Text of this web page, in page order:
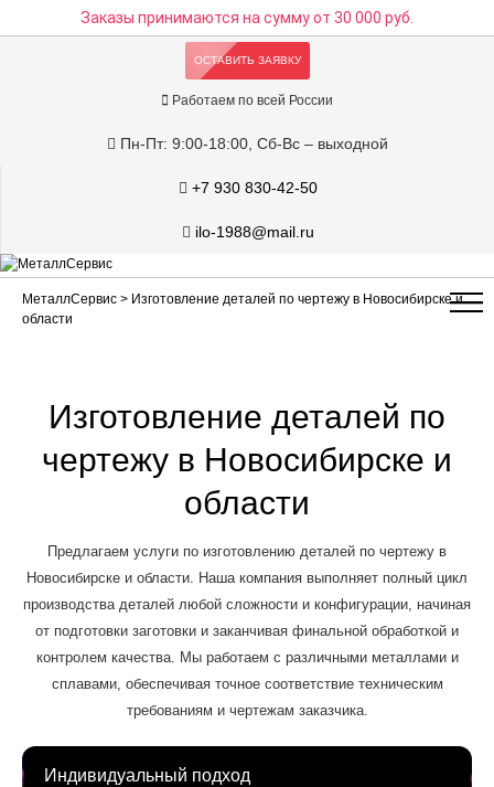
Заказы принимаются на суммуот 30 000 руб.
ОСТАВИТЬ ЗАЯВКУ
Работаем по всей России
Пн-Пт: 9:00-18:00, Сб-Вс – выходной
+7 930 830-42-50
ilo-1988@mail.ru
МеталлСервис > Изготовление деталей по чертежу в Новосибирске и
области
Изготовление деталей по
чертежу в Новосибирске и
области
Предлагаем услуги по изготовлению деталей по чертежу в
Новосибирске и области. Наша компания выполняет полный цикл
производства деталей любой сложности и конфигурации, начиная
от подготовки заготовки и заканчивая финальной обработкой и
контролем качества. Мы работаем с различными металлами и
сплавами, обеспечивая точное соответствие техническим
требованиям и чертежам заказчика.
Индивидуальный подход